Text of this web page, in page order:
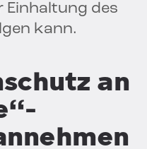
Einhaltung des
kann.
an